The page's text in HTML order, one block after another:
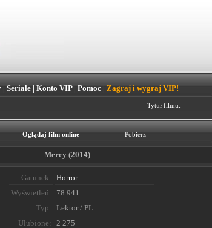
| Seriale| Konto VIP| Pomoc| Zagraj i wygraj VIP!
Tytuł filmu:
Oglądaj film online Pobierz
Mercy (2014)
Gatunek:
Horror
Wyświetleń:
78 941
Typ:
Lektor / PL
Ulubione:
2 275